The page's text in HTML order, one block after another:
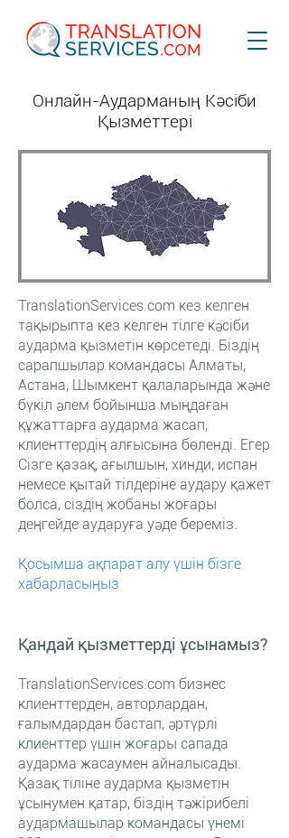
Онлайн-Аударманың Кәсіби
Қызметтері
TranslationServices.com кез келген
тақырыпта кез келген тілге кәсіби
аударма қызметін көрсетеді. Біздің
сарапшылар командасы Алматы,
Астана, Шымкент қалаларында және
бүкіл әлем бойынша мыңдаған
құжаттарға аударма жасап,
клиенттердің алғысына бөленді. Егер
Сізге қазақ, ағылшын, хинди, испан
немесе қытай тілдеріне аудару қажет
болса, сіздің жобаны жоғары
деңгейде аударуға уәде береміз.
Қосымша ақпарат алу үшін бізге
хабарласыңыз
Қандай қызметтерді ұсынамыз?
TranslationServices.com бизнес
клиенттерден, авторлардан,
ғалымдардан бастап, әртүрлі
клиенттер үшін жоғары сапада
аударма жасаумен айналысады.
Қазақ тіліне аударма қызметін
ұсынумен қатар, біздің тәжірибелі
аудармашылар командасы үнемі